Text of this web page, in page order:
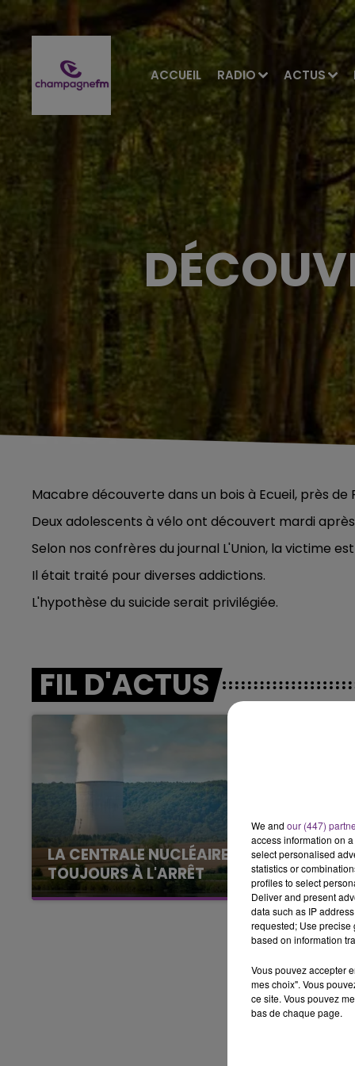
ACCUEIL RADIO ACTUS
Macabre découverte dans un bois à Ecueil, près de
Deux adolescents à vélo ont découvert mardi
Selon nos confrères du journal L'Union, la victime
Il était traité pour diverses addictions.
L'hypothèse du suicide serait privilégiée.
FIL D'ACTUS
LA CENTRALE NUCLÉAIRE DE CHOOZ
TOUJOURS À L'ARRÊT
Cela fait déjà une semaine que la centrale
nucléaire ardennaise est à l'arrêt. Une situation
justifiée par la sécheresse intense qui est
We and our (447)
access information on
select personalised
statistics or
profiles to select
Deliver and present
data such as IP
requested; Use precise
based on information
Vous pouvez accepter
mes choix". Vous
ce site. Vous pouvez
bas de chaque page.